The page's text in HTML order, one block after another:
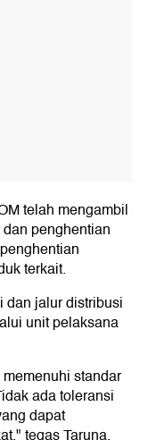
telah mengambil
penghentian
terkait.
dan jalur distribusi
unit pelaksana
standar
ada toleransi
dapat